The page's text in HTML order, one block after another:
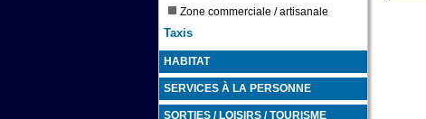
Zone commerciale / artisanale
Taxis
HABITAT
SERVICES À LA PERSONNE
SORTIES / LOISIRS / TOURISME